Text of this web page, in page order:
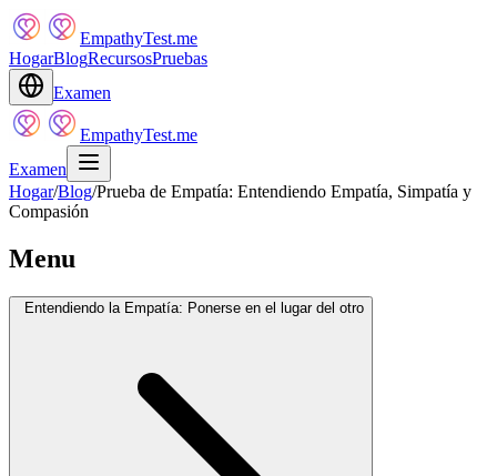
EmpathyTest.me
HogarBlogRecursosPruebas
Examen
EmpathyTest.me
Examen
Hogar/Blog/Prueba de Empatía: Entendiendo Empatía, Simpatía y
Compasión
Menu
Entendiendo la Empatía: Ponerse en el lugar del otro